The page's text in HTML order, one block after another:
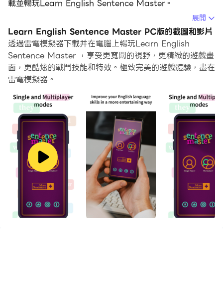
載並暢玩Learn English Sentence Master。
在電腦上運行Learn English Sentence Master，您可以
在大螢幕上清晰地瀏覽, 而用滑鼠和鍵盤操控應用程式比用
觸摸屏鍵盤要快得多，同時你將永遠不必擔心設備的電量問
題。
通過多開和同步功能，你甚至可以在PC上運行多個應用程
式和帳戶。
而文件互傳功能讓分享圖像、影片和文件也變得非常容易。
下載Learn English Sentence Master並在PC上運行。
享受PC端的大螢幕和高畫質畫質吧!
通過遊戲學習英語語法和詞彙
Sentence Master 是一款有趣且具有教育意義的遊戲，適
合想要學習英語並提高語言技能的所有水平的英語語言學
展開
Learn English Sentence Master PC版的截圖和影片
透過雷電模擬器下載并在電腦上暢玩Learn English
Sentence Master ，享受更寬闊的視野，更精緻的遊戲畫
面，更酷炫的戰鬥技能和特效。極致完美的遊戲體驗，盡在
雷電模擬器。